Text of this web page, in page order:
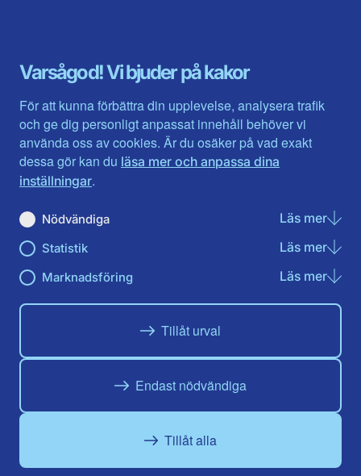
Varsågod! Vi bjuder på kakor
För att kunna förbättra din upplevelse, analysera trafik
och ge dig personligt anpassat innehåll behöver vi
använda oss av cookies. Är du osäker på vad exakt
dessa gör kan du läsa mer och anpassa dina
inställningar.
Nödvändiga Läs merom
Statistik Läs merom
Marknadsföring Läs merom
Tillåt urval
Endast nödvändiga
Tillåt alla
Gävleborg
Halland
Jämtlands län
Jönköpings län
Kalmar län
Kronobergs län
Norrbotten
Skåne län
Värmlands län
Västerbotten
Västra Götaland
Västernorrland
Västmanland
Örebro län
Östergötland
Du hittar oss här på sociala medier
Facebook
Instagram